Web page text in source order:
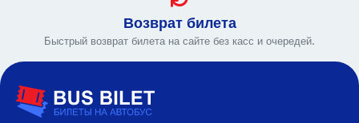
Возврат билета
Быстрый возврат билета на сайте без касс и очередей.